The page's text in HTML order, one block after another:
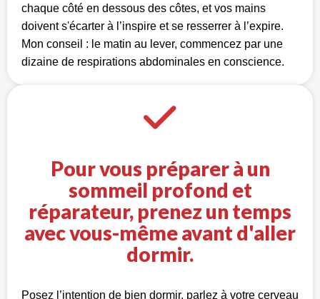
chaque côté en dessous des côtes, et vos mains
doivent s'écarter à l’inspire et se resserrer à l’expire.
Mon conseil : le matin au lever, commencez par une
dizaine de respirations abdominales en conscience.
Pour vous préparer à un
sommeil profond et
réparateur, prenez un temps
avec vous-même avant d'aller
dormir.
Posez l’intention de bien dormir, parlez à votre cerveau